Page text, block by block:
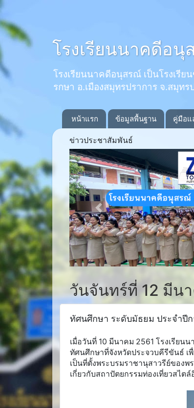
โรงเรียนนาคดีอนุ
โรงเรียนนาคดีอนุสรณ์ เป็นโรงเรี
รกษา อ.เมืองสมุทรปราการ จ.สมุท
หน้าแรก ข้อมูลพื้นฐาน คู่มือแ
ข่าวประชาสัมพันธ์
Previous
วันจันทร์ที่ 12 มีน
ทัศนศึกษา ระดับมัธยม ประจำปีก
เมื่อวันที่ 10 มีนาคม 2561 โรงเรีย
ทัศนศึกษาที่จังหวัดประจวบคีรีขันธ์ เ
เป็นที่ตั้งพระบรมราชานุสาวรีย์ของพ
เกี่ยวกับสถาปัตยกรรมท่องเที่ยวสไตล์